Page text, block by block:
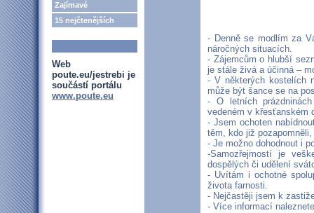
Zajímavé
15 nejčtenějších
Web
poute.eu/jestrebi je
součástí portálu
www.poute.eu
- Denně se modlím za
náročných situacích.
- Zájemcům o hlubší
je stále živá a účinná –
- V některých kostelích
může být šance se na
- O letních
vedeném v křesťanském
- Jsem ochoten
těm, kdo již
- Je možno dohodnout i
-Samozřejmostí je
dospělých či udělení
- Uvítám i ochotné
života farnosti.
- Nejčastěji jsem k
- Více informací